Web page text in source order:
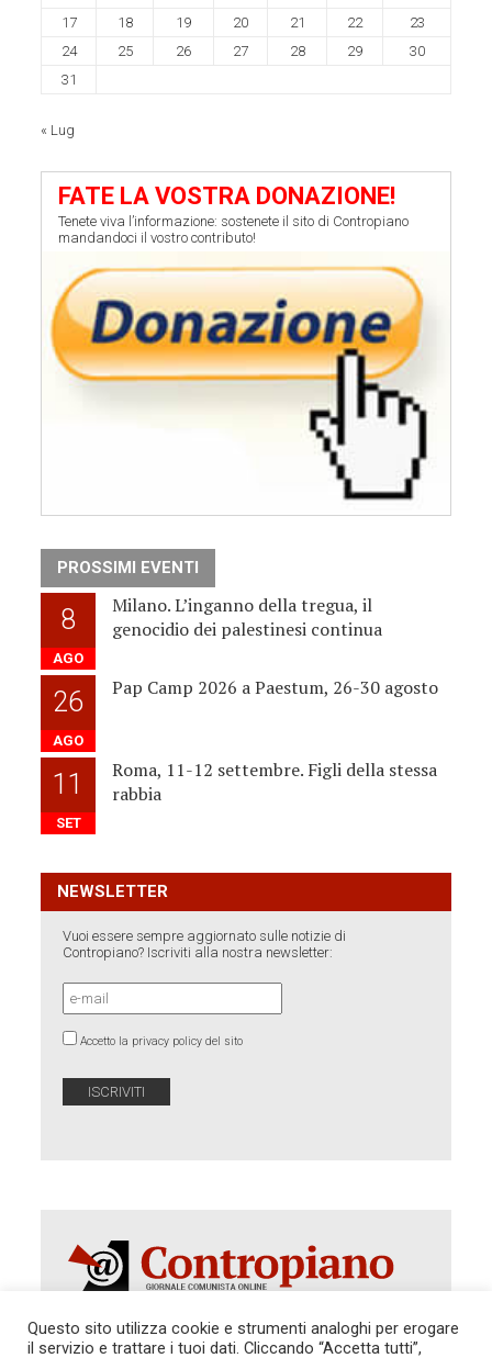
17
18 19 20 21 22
23
24
25 26 27 28 29
30
31
« Lug
FATE LA VOSTRA DONAZIONE!
Tenete viva l’informazione: sostenete il sito di Contropiano
mandandoci il vostro contributo!
PROSSIMI EVENTI
8
AGO
Milano. L’inganno della tregua, il
genocidio dei palestinesi continua
26
AGO
Pap Camp 2026 a Paestum, 26-30 agosto
11
SET
Roma, 11-12 settembre. Figli della stessa
rabbia
NEWSLETTER
Vuoi essere sempre aggiornato sulle notizie di
Contropiano? Iscriviti alla nostra newsletter:
Accetto la privacy policy del sito
Questo sito utilizza cookie e strumenti analoghi per erogare
il servizio e trattare i tuoi dati. Cliccando “Accetta tutti”,